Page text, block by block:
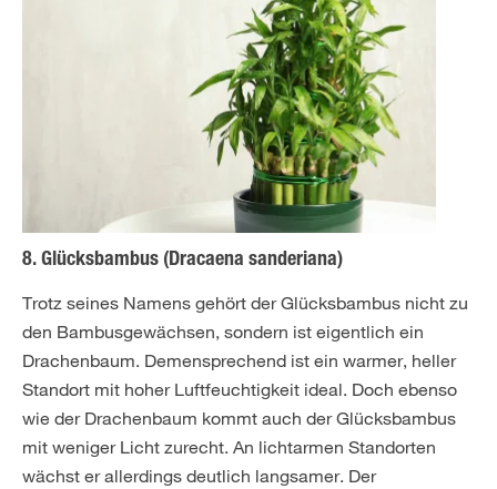
8. Glücksbambus (Dracaena sanderiana)
Trotz seines Namens gehört der Glücksbambus nicht zu
den Bambusgewächsen, sondern ist eigentlich ein
Drachenbaum. Demensprechend ist ein warmer, heller
Standort mit hoher Luftfeuchtigkeit ideal. Doch ebenso
wie der Drachenbaum kommt auch der Glücksbambus
mit weniger Licht zurecht. An lichtarmen Standorten
wächst er allerdings deutlich langsamer. Der